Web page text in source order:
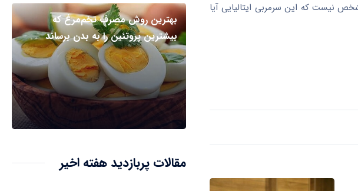
نیست که این سرمربی ایتالیایی آیا
بهترین روش مصرف تخم‌مرغ که
بیشترین پروتئین را به بدن برساند
مقالات پربازدید هفته اخیر